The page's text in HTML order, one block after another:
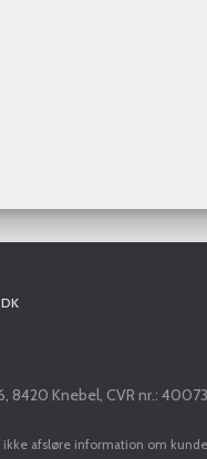
8420 Knebel, CVR nr.:
afsløre information om